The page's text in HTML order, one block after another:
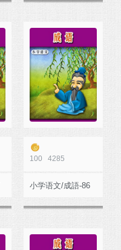
100 4285
小学语文/成語-86